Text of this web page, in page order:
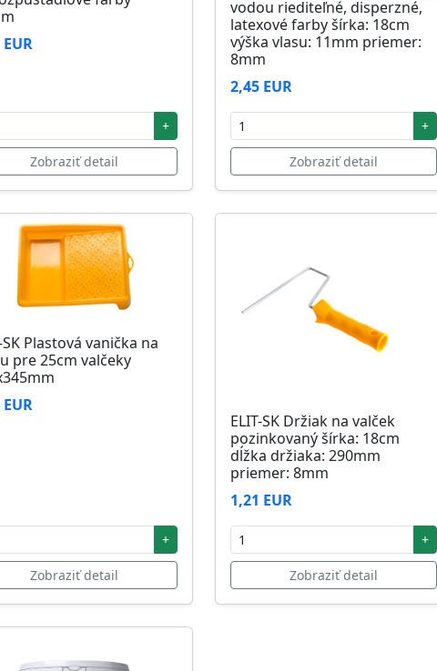
+
Zobraziť detail
vodou riediteľné, disperzné,
latexové farby šírka: 18cm
výška vlasu: 11mm priemer:
8mm
2,45 EUR
+
Zobraziť detail
SK Plastová vanička na
pre 25cm valčeky
+
Zobraziť detail
ELIT-SK Držiak na valček
pozinkovaný šírka: 18cm
dĺžka držiaka: 290mm
priemer: 8mm
1,21 EUR
+
Zobraziť detail